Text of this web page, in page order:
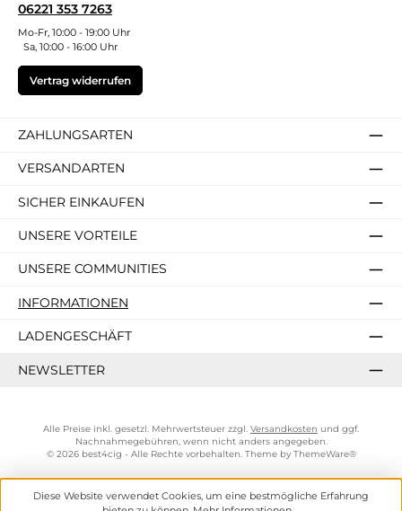
06221 353 7263
Mo-Fr, 10:00 - 19:00 Uhr
Sa, 10:00 - 16:00 Uhr
Vertrag widerrufen
ZAHLUNGSARTEN
VERSANDARTEN
SICHER EINKAUFEN
UNSERE VORTEILE
UNSERE COMMUNITIES
INFORMATIONEN
LADENGESCHÄFT
NEWSLETTER
Alle Preise inkl. gesetzl. Mehrwertsteuer zzgl. Versandkosten und ggf.
Nachnahmegebühren, wenn nicht anders angegeben.
© 2026 best4cig - Alle Rechte vorbehalten. Theme by ThemeWare®
Diese Website verwendet Cookies, um eine bestmögliche Erfahrung